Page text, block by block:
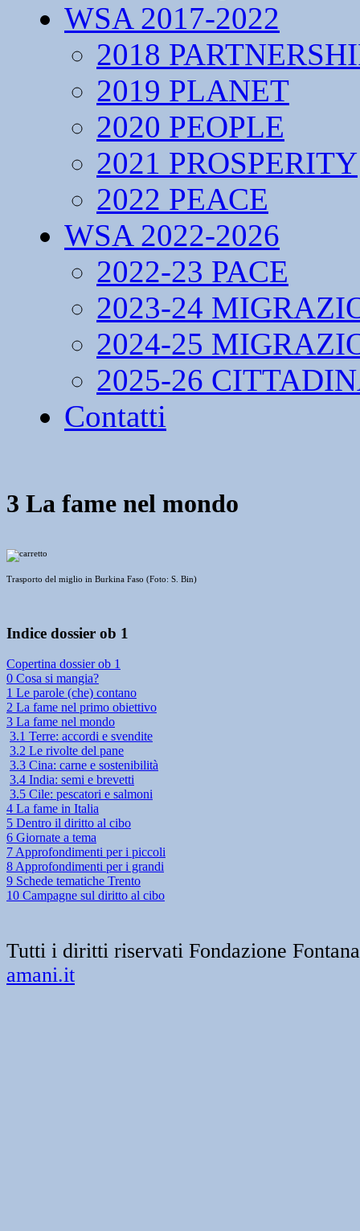
WSA 2017-2022
2018
2019 PLANET
2020 PEOPLE
2021 PROSPERITY
2022 PEACE
WSA 2022-2026
2022-23 PACE
2023-24
2024-25
2025-26
Contatti
3 La fame nel mondo
Trasporto del miglio in Burkina Faso (Foto: S. Bin)
Indice dossier ob 1
Copertina dossier ob 1
0 Cosa si mangia?
1 Le parole (che) contano
2 La fame nel primo obiettivo
3 La fame nel mondo
3.1 Terre: accordi e svendite
3.2 Le rivolte del pane
3.3 Cina: carne e sostenibilità
3.4 India: semi e brevetti
3.5 Cile: pescatori e salmoni
4 La fame in Italia
5 Dentro il diritto al cibo
6 Giornate a tema
7 Approfondimenti per i piccoli
8 Approfondimenti per i grandi
9 Schede tematiche Trento
10 Campagne sul diritto al cibo
Tutti i diritti riservati Fondazione
amani.it